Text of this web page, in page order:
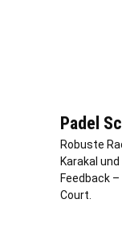
Padel
Robuste
Karakal
Feedback
Court.